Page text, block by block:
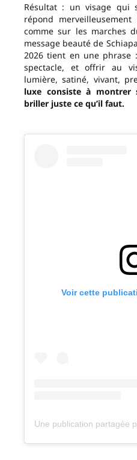
Résultat : un visage qui
répond
comme sur les marches
message beauté de
2026 tient en une phrase
spectacle, et offrir au
lumière, satiné, vivant,
luxe consiste à
briller juste ce qu’il faut.
Voir cette